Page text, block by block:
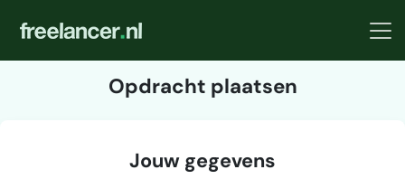
Opdracht plaatsen
Jouw gegevens